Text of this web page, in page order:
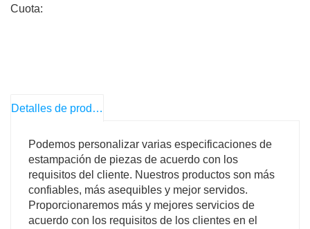
Cuota:
Detalles de producto
Podemos personalizar varias especificaciones de
estampación de piezas de acuerdo con los
requisitos del cliente. Nuestros productos son más
confiables, más asequibles y mejor servidos.
Proporcionaremos más y mejores servicios de
acuerdo con los requisitos de los clientes en el